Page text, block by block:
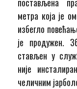
метра која је
избегло
је продужен.
стављен у
није
челичним